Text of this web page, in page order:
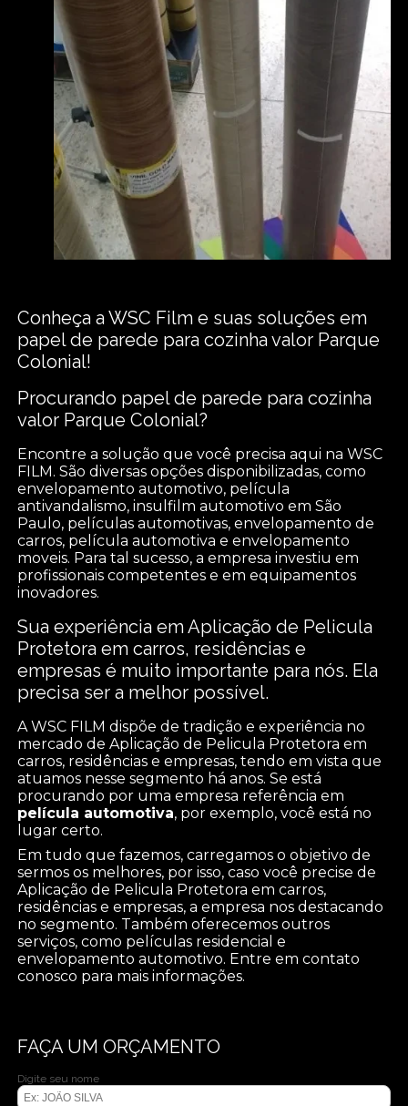
Conheça a WSC Film e suas soluções em
papel de parede para cozinha valor Parque
Colonial!
Procurando papel de parede para cozinha
valor Parque Colonial?
Encontre a solução que você precisa aqui na WSC
FILM. São diversas opções disponibilizadas, como
envelopamento automotivo, película
antivandalismo, insulfilm automotivo em São
Paulo, películas automotivas, envelopamento de
carros, película automotiva e envelopamento
moveis. Para tal sucesso, a empresa investiu em
profissionais competentes e em equipamentos
inovadores.
Sua experiência em Aplicação de Pelicula
Protetora em carros, residências e
empresas é muito importante para nós. Ela
precisa ser a melhor possível.
A WSC FILM dispõe de tradição e experiência no
mercado de Aplicação de Pelicula Protetora em
carros, residências e empresas, tendo em vista que
atuamos nesse segmento há anos. Se está
procurando por uma empresa referência em
película automotiva, por exemplo, você está no
lugar certo.
Em tudo que fazemos, carregamos o objetivo de
sermos os melhores, por isso, caso você precise de
Aplicação de Pelicula Protetora em carros,
residências e empresas, a empresa nos destacando
no segmento. Também oferecemos outros
serviços, como películas residencial e
envelopamento automotivo. Entre em contato
conosco para mais informações.
FAÇA UM ORÇAMENTO
Digite seu nome